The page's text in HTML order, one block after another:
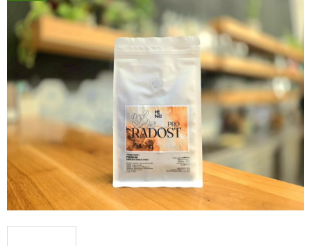
produktu
5
hvězdiček.